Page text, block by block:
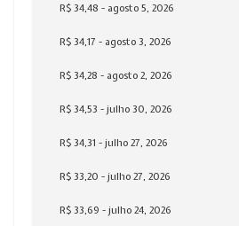
R$ 34,48 - agosto 5, 2026
R$ 34,17 - agosto 3, 2026
R$ 34,28 - agosto 2, 2026
R$ 34,53 - julho 30, 2026
R$ 34,31 - julho 27, 2026
R$ 33,20 - julho 27, 2026
R$ 33,69 - julho 24, 2026